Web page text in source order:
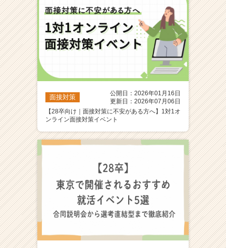
面接対策
公開日：2026年01月16日
更新日：2026年07月06日
【28卒向け｜面接対策に不安がある方へ】1対1オ
ンライン面接対策イベント